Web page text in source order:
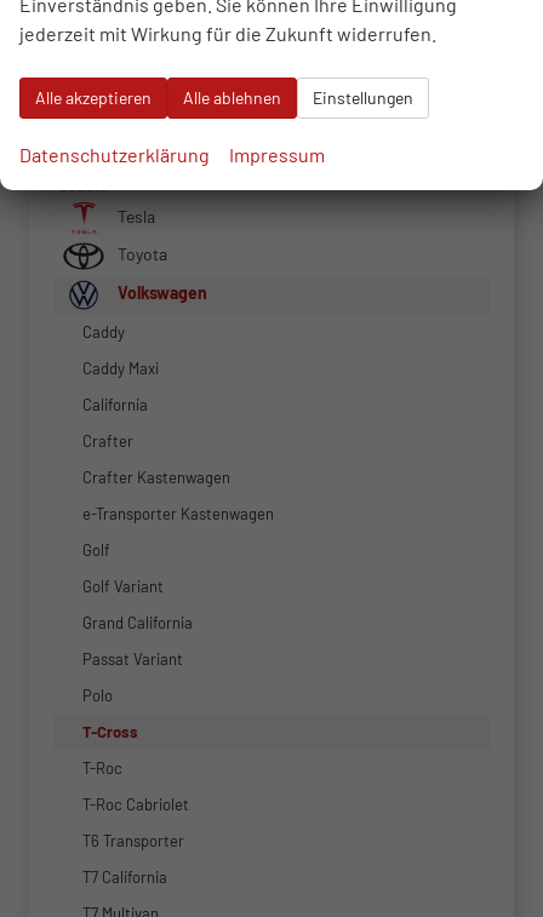
Peugeot
Seat
Tesla
Toyota
Volkswagen
Caddy
Caddy Maxi
California
Crafter
Crafter Kastenwagen
e-Transporter Kastenwagen
Golf
Golf Variant
Grand California
Passat Variant
Polo
T-Cross
T-Roc
T-Roc Cabriolet
T6 Transporter
T7 California
T7 Multivan
jederzeit mit Wirkung für die Zukunft widerrufen.
Alle akzeptieren Alle ablehnen Einstellungen
Datenschutzerklärung Impressum